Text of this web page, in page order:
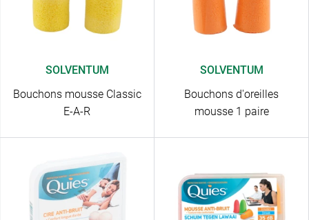
SOLVENTUM
Bouchons mousse Classic
E-A-R
SOLVENTUM
Bouchons d'oreilles
mousse 1 paire